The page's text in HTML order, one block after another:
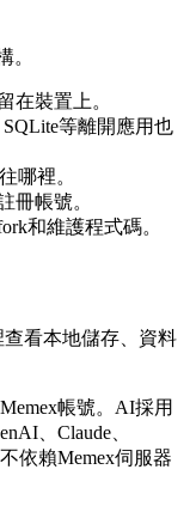
。
在裝置上。
等離開應用也
哪裡。
冊帳號。
和維護程式碼。
查看本地儲存、資料
帳號。AI採用
、Claude、
依賴Memex伺服器